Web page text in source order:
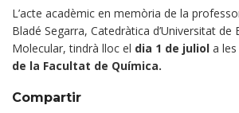
L’acte acadèmic en memòria de la
Bladé Segarra, Catedràtica d’Universitat
Molecular, tindrà lloc el dia 1 de juliol a
de la Facultat de Química.
Compartir